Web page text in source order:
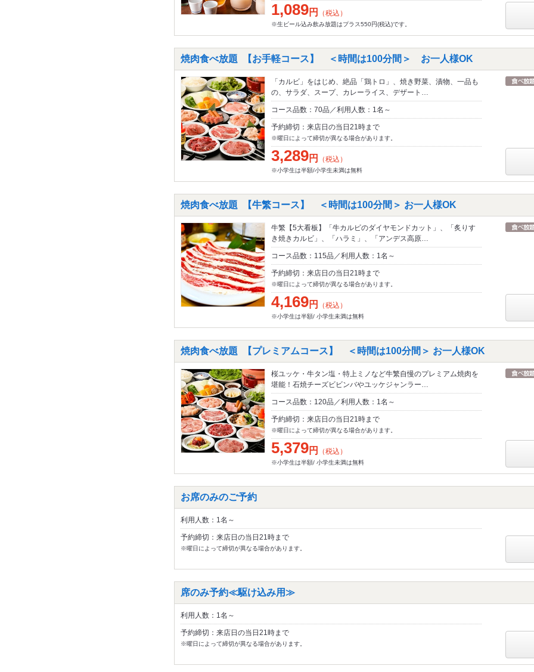
1,089円 （税込）
※生ビール込み飲み放題はプラス550円(税込)です。
焼肉食べ放題 【お手軽コース】 ＜時間は100分間＞ お一人様OK
「カルビ」をはじめ、絶品「鶏トロ」、焼き野菜、漬物、一品も
の、サラダ、スープ、カレーライス、デザート…
コース品数：70品／利用人数：1名～
予約締切：来店日の当日21時まで
※曜日によって締切が異なる場合があります。
3,289円 （税込）
※小学生は半額/小学生未満は無料
焼肉食べ放題 【牛繁コース】 ＜時間は100分間＞ お一人様OK
牛繁【5大看板】「牛カルビのダイヤモンドカット」、「炙りす
き焼きカルビ」、「ハラミ」、「アンデス高原…
コース品数：115品／利用人数：1名～
予約締切：来店日の当日21時まで
※曜日によって締切が異なる場合があります。
4,169円 （税込）
※小学生は半額/ 小学生未満は無料
焼肉食べ放題 【プレミアムコース】 ＜時間は100分間＞ お一人様OK
桜ユッケ・牛タン塩・特上ミノなど牛繁自慢のプレミアム焼肉を
堪能！石焼チーズビビンバやユッケジャンラー…
コース品数：120品／利用人数：1名～
予約締切：来店日の当日21時まで
※曜日によって締切が異なる場合があります。
5,379円 （税込）
※小学生は半額/ 小学生未満は無料
お席のみのご予約
利用人数：1名～
予約締切：来店日の当日21時まで
※曜日によって締切が異なる場合があります。
席のみ予約≪駆け込み用≫
利用人数：1名～
予約締切：来店日の当日21時まで
※曜日によって締切が異なる場合があります。